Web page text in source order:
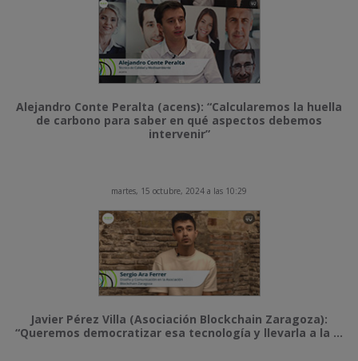
Alejandro Conte Peralta (acens): “Calcularemos la huella
de carbono para saber en qué aspectos debemos
intervenir”
martes, 15 octubre, 2024 a las 10:29
Javier Pérez Villa (Asociación Blockchain Zaragoza):
“Queremos democratizar esa tecnología y llevarla a la ...